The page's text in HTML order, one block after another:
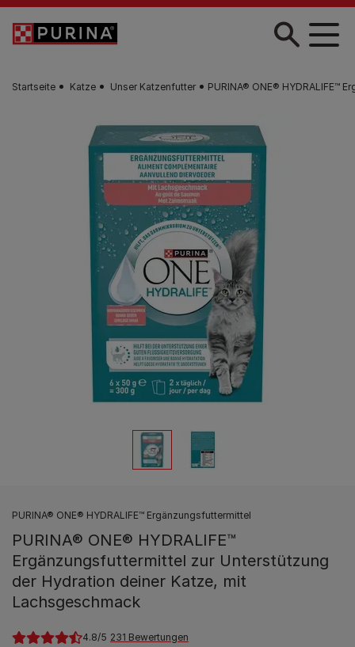
Zum Hauptinhalt springen
Startseite Katze Unser Katzenfutter PURINA® ONE® HYDRALIFE™
PURINA® ONE® HYDRALIFE™ Ergänzungsfuttermittel
PURINA® ONE® HYDRALIFE™
Ergänzungsfuttermittel zur Unterstützung
der Hydration deiner Katze, mit
Lachsgeschmack
4.8 231 Bewertungen